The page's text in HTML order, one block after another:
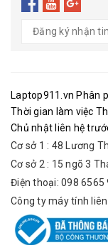
Laptop911.vn Phân
Thời gian làm việc
Chủ nhật liên hệ
Cơ sở 1 : 48 Lương
Cơ sở 2 : 15 ngõ 3
Điện thoại: 098 6565
Công ty máy tính